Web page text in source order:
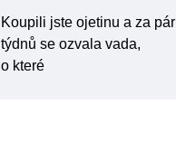
Koupili jste ojetinu a za pár
týdnů se ozvala vada,
o které